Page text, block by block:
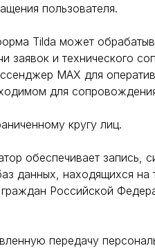
пользователя.
Tilda может
и технического
MAX для
для
кругу лиц.
обеспечивает запись,
данных, находящихся
Российской
передачу